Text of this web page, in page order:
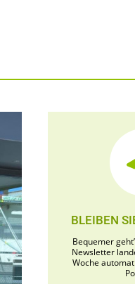
BLEIBEN
Bequemer
Newsletter
Woche